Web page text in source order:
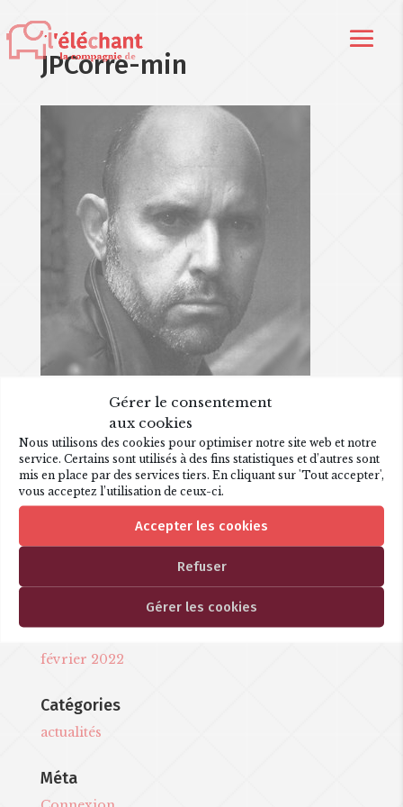
Gérer le consentement
aux cookies
Nous utilisons des cookies pour optimiser notre site web et notre
service. Certains sont utilisés à des fins statistiques et d’autres sont
mis en place par des services tiers. En cliquant sur 'Tout accepter',
vous acceptez l’utilisation de ceux-ci.
Accepter les cookies
Refuser
Gérer les cookies
JPCorre-min
Articles récents
Les P’tits opéras, La Flûte
Une nouvelle création !
Commentaires récents
décembre 2022
février 2022
Catégories
actualités
Méta